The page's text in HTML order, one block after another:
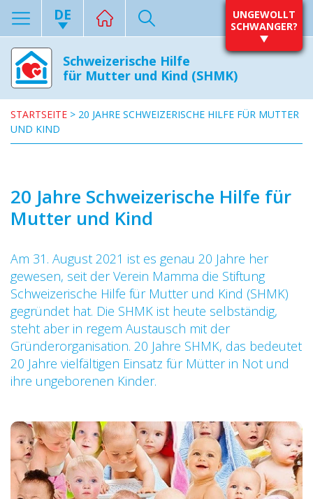
DE
UNGEWOLLT
SCHWANGER?
Schweizerische Hilfe
für Mutter und Kind (SHMK)
STARTSEITE > 20 JAHRE SCHWEIZERISCHE HILFE FÜR MUTTER
UND KIND
20 Jahre Schweizerische Hilfe für
Mutter und Kind
Am 31. August 2021 ist es genau 20 Jahre her
gewesen, seit der Verein Mamma die Stiftung
Schweizerische Hilfe für Mutter und Kind (SHMK)
gegründet hat. Die SHMK ist heute selbständig,
steht aber in regem Austausch mit der
Gründerorganisation. 20 Jahre SHMK, das bedeutet
20 Jahre vielfältigen Einsatz für Mütter in Not und
ihre ungeborenen Kinder.